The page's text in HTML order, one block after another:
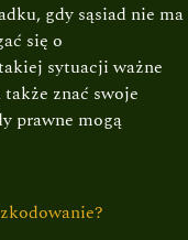
gdy sąsiad nie ma
się o
sytuacji ważne
znać swoje
prawne mogą